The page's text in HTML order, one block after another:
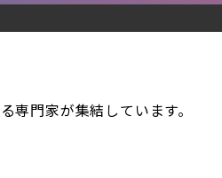
門家が集結しています。